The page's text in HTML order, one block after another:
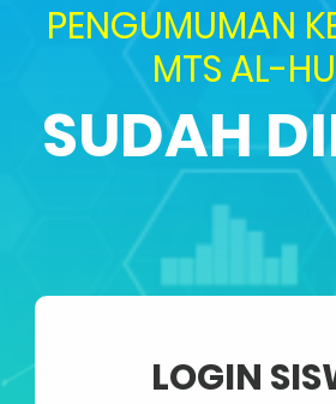
PENGUMUMAN
MTS AL-
SUDAH
LOGIN